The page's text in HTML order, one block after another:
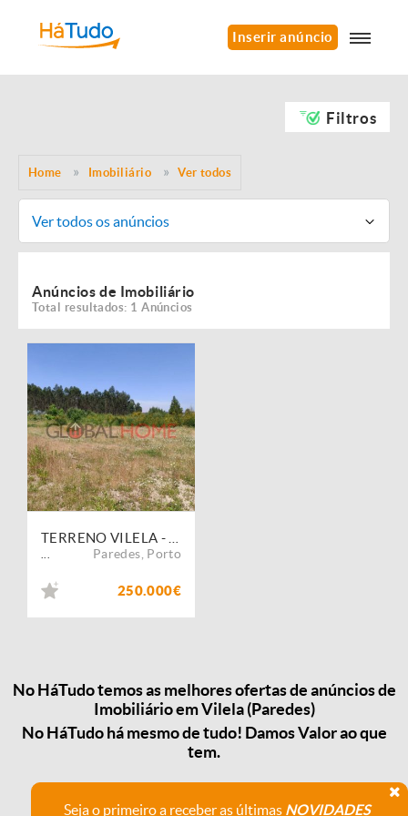
Inserir anúncio
Filtros
Home Imobiliário Ver todos
Ver todos os anúncios
Anúncios de Imobiliário
Total resultados: 1 Anúncios
Paredes Porto
250.000€
No HáTudo temos as melhores ofertas de anúncios de
Imobiliário em Vilela (Paredes)
No HáTudo há mesmo de tudo! Damos Valor ao que
tem.
Seja o primeiro a receber as últimas NOVIDADES